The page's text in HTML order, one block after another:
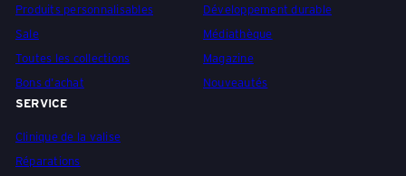
n
-
P
Produits personnalisables
Sale
Toutes les collections
Bons d'achat
Développement durable
Médiathèque
Magazine
Nouveautés
SERVICE
Clinique de la valise
Réparations